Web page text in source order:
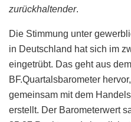
zurückhaltender.
Die Stimmung unter
in Deutschland hat sich im
eingetrübt. Das geht aus
BF.Quartalsbarometer
gemeinsam mit dem
erstellt. Der Barometerwert